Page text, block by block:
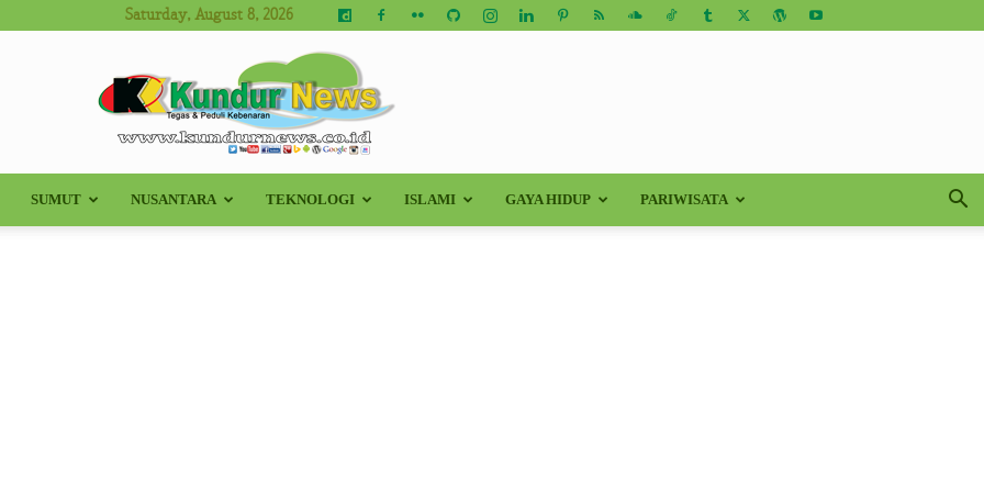
Saturday, August 8, 2026
Kundur
SUMUT NUSANTARA TEKNOLOGI ISLAMI GAYA HIDUP PARIWISATA